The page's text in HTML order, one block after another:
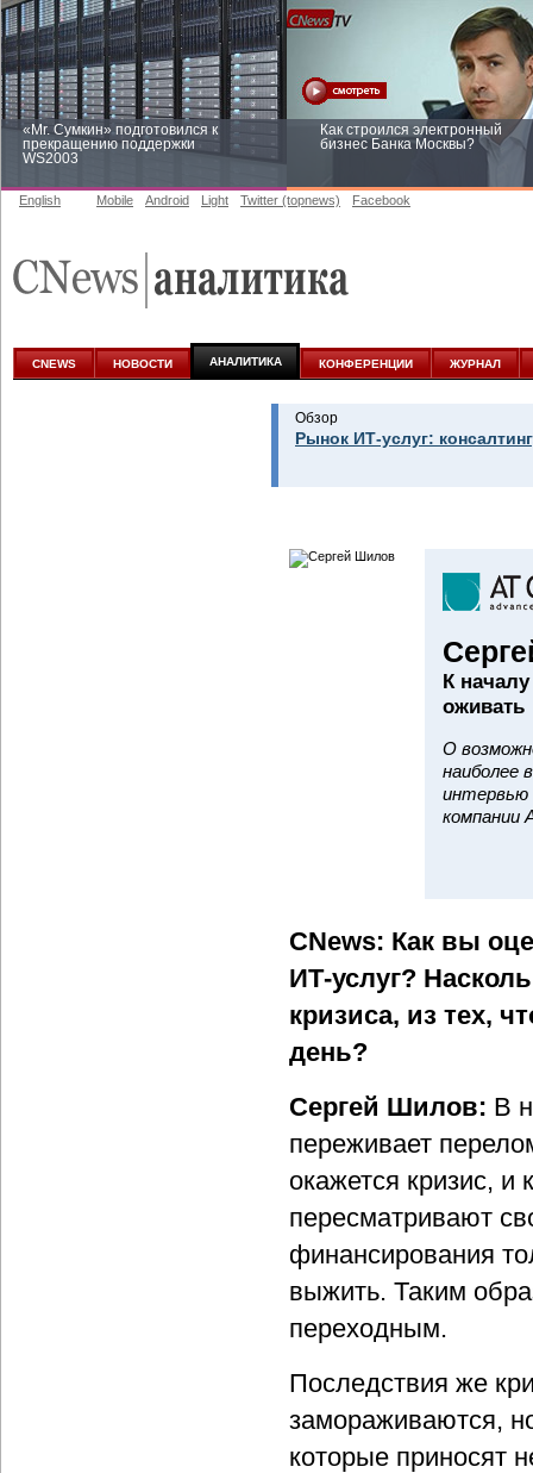
«Mr. Сумкин» подготовился к
прекращению поддержки
WS2003
Как строился электронный
бизнес Банка Москвы?
аналитике
English Mobile Android Light Twitter (topnews) Facebook
CNEWS НОВОСТИ АНАЛИТИКА КОНФЕРЕНЦИИ ЖУРНАЛ
Обзор
Рынок ИТ-услуг:
К
оживать
О
наиболее
интервью
компании
CNews: Как вы
ИТ-услуг?
кризиса, из тех,
день?
Сергей Шилов: В
переживает
окажется кризис, и
пересматривают
финансирования
выжить. Таким
переходным.
Последствия же
замораживаются,
которые приносят